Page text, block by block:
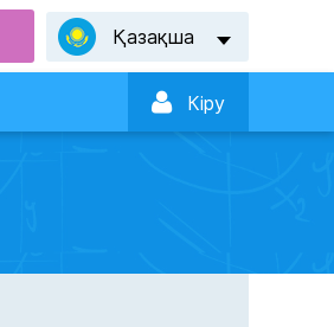
Қазақша
 Кiру